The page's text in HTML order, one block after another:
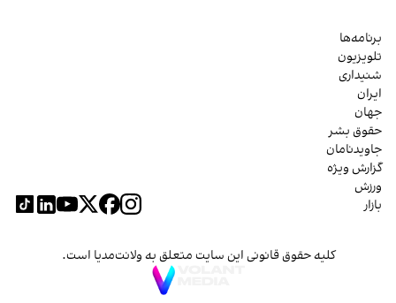
برنامه‌ها
تلویزیون
شنیداری
ایران
جهان
حقوق بشر
جاویدنامان
گزارش ویژه
ورزش
بازار
کلیه حقوق قانونی این سایت متعلق به ولانت‌مدیا است.